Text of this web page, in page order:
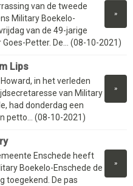
»
van de tweede
Military Boekelo-
van de 49-jarige
Petter. De... (08-10-2021)
Lips
»
Howard, in het verleden
van Military
had donderdag een
petto... (08-10-2021)
»
Enschede heeft
Boekelo-Enschede de
toegekend. De pas